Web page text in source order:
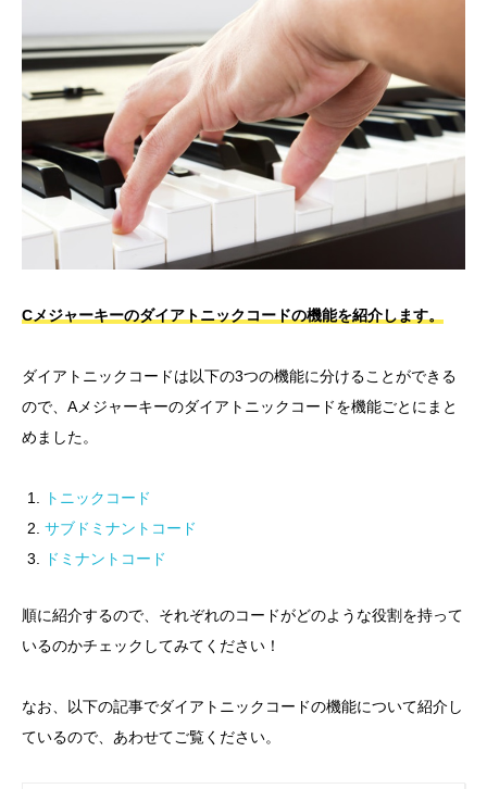
Cメジャーキーのダイアトニックコードの機能を紹介します。
ダイアトニックコードは以下の3つの機能に分けることができる
ので、Aメジャーキーのダイアトニックコードを機能ごとにまと
めました。
トニックコード
サブドミナントコード
ドミナントコード
順に紹介するので、それぞれのコードがどのような役割を持って
いるのかチェックしてみてください！
なお、以下の記事でダイアトニックコードの機能について紹介し
ているので、あわせてご覧ください。